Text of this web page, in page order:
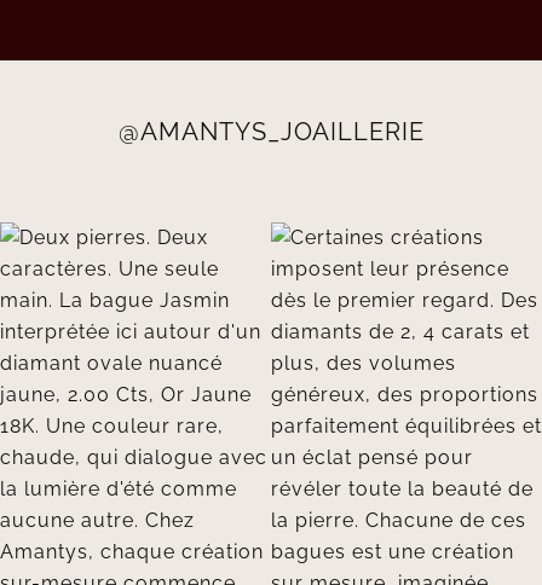
@AMANTYS_JOAILLERIE